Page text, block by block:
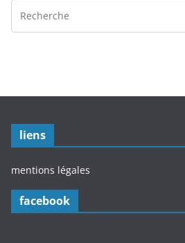
liens
mentions légales
facebook